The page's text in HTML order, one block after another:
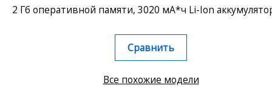
2 Гб оперативной памяти, 3020 мА*ч Li-Ion
Сравнить
Все похожие модели